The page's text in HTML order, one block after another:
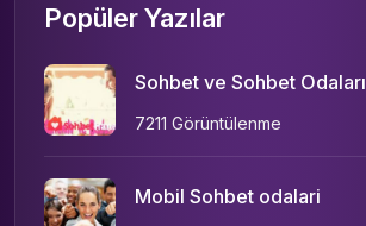
Popüler Yazılar
Sohbet ve Sohbet Odaları
7211 Görüntülenme
Mobil Sohbet odalari